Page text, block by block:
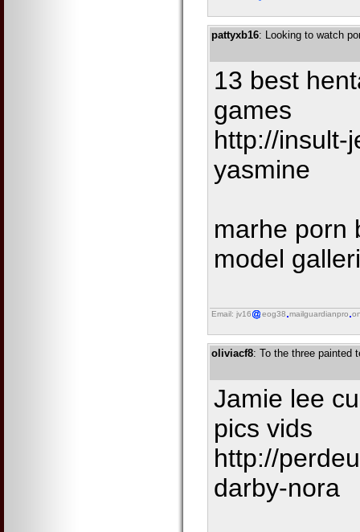
pattyxb16: Looking to watch
13 best
games
http://insult-
yasmine
marhe porn
model
Email: jv16 eog38 mailguardianpro
oliviacf8: To the three painted
Jamie lee
pics vids
http://
darby-nora